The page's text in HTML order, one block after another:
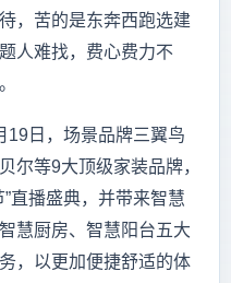
，苦的是东奔西跑选建
人难找，费心费力不
19日，场景品牌三翼鸟
尔等9大顶级家装品牌，
直播盛典，并带来智慧
慧厨房、智慧阳台五大
，以更加便捷舒适的体